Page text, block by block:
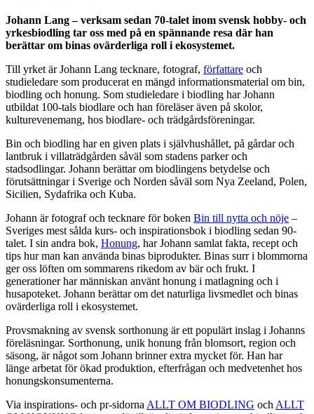
Johann Lang – verksam sedan 70-talet inom svensk hobby- och
yrkesbiodling tar oss med på en spännande resa där han
berättar om binas ovärderliga roll i ekosystemet.
Till yrket är Johann Lang tecknare, fotograf, författare och
studieledare som producerat en mängd informationsmaterial om bin,
biodling och honung. Som studieledare i biodling har Johann
utbildat 100-tals biodlare och han föreläser även på skolor,
kulturevenemang, hos biodlare- och trädgårdsföreningar.
Bin och biodling har en given plats i självhushållet, på gårdar och
lantbruk i villaträdgården såväl som stadens parker och
stadsodlingar. Johann berättar om biodlingens betydelse och
förutsättningar i Sverige och Norden såväl som Nya Zeeland, Polen,
Sicilien, Sydafrika och Kuba.
Johann är fotograf och tecknare för boken Bin till nytta och nöje –
Sveriges mest sålda kurs- och inspirationsbok i biodling sedan 90-
talet. I sin andra bok, Honung, har Johann samlat fakta, recept och
tips hur man kan använda binas biprodukter. Binas surr i blommorna
ger oss löften om sommarens rikedom av bär och frukt. I
generationer har människan använt honung i matlagning och i
husapoteket. Johann berättar om det naturliga livsmedlet och binas
ovärderliga roll i ekosystemet.
Provsmakning av svensk sorthonung är ett populärt inslag i Johanns
föreläsningar. Sorthonung, unik honung från blomsort, region och
säsong, är något som Johann brinner extra mycket för. Han har
länge arbetat för ökad produktion, efterfrågan och medvetenhet hos
honungskonsumenterna.
Via inspirations- och pr-sidorna ALLT OM BIODLING och ALLT